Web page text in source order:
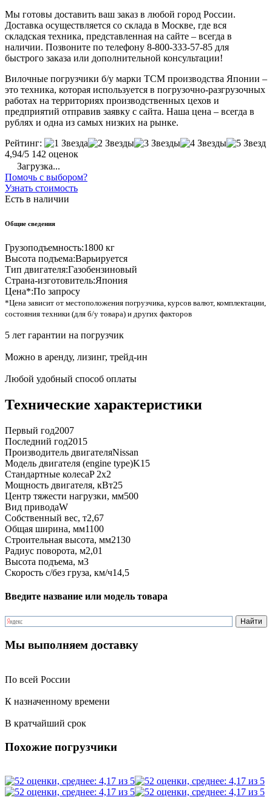
Мы готовы доставить ваш заказ в любой город России.
Доставка осуществляется со склада в Москве, где вся
складская техника, представленная на сайте – всегда в
наличии. Позвоните по телефону 8-800-333-57-85 для
быстрого заказа или дополнительной консультации!
Вилочные погрузчики б/у марки TCM производства Японии –
это техника, которая используется в погрузочно-разгрузочных
работах на территориях производственных цехов и
предприятий отправив заявку с сайта. Наша цена – всегда в
рублях и одна из самых низких на рынке.
Рейтинг:
4,94/5 142 оценок
Загрузка...
Помочь с выбором?
Узнать стоимость
Есть в наличии
Общие сведения
Грузоподъемность:1800 кг
Высота подъема:Варьируется
Тип двигателя:Газобензиновый
Страна-изготовитель:Япония
Цена*:По запросу
*Цена зависит от местоположения погрузчика, курсов валют, комплектации,
состояния техники (для б/у товара) и других факторов
5 лет гарантии на погрузчик
Можно в аренду, лизинг, трейд-ин
Любой удобный способ оплаты
Технические характеристики
Первый год2007
Последний год2015
Производитель двигателяNissan
Модель двигателя (engine type)K15
Стандартные колесаP 2x2
Мощность двигателя, кВт25
Центр тяжести нагрузки, мм500
Вид приводаW
Собственный вес, т2,67
Общая ширина, мм1100
Строительная высота, мм2130
Радиус поворота, м2,01
Высота подъема, м3
Скорость с/без груза, км/ч14,5
Введите название или модель товара
Мы выполняем доставку
По всей России
К назначенному времени
В кратчайший срок
Похожие погрузчики